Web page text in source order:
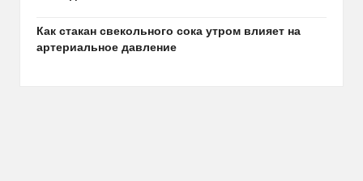
Как стакан свекольного сока утром влияет на
артериальное давление